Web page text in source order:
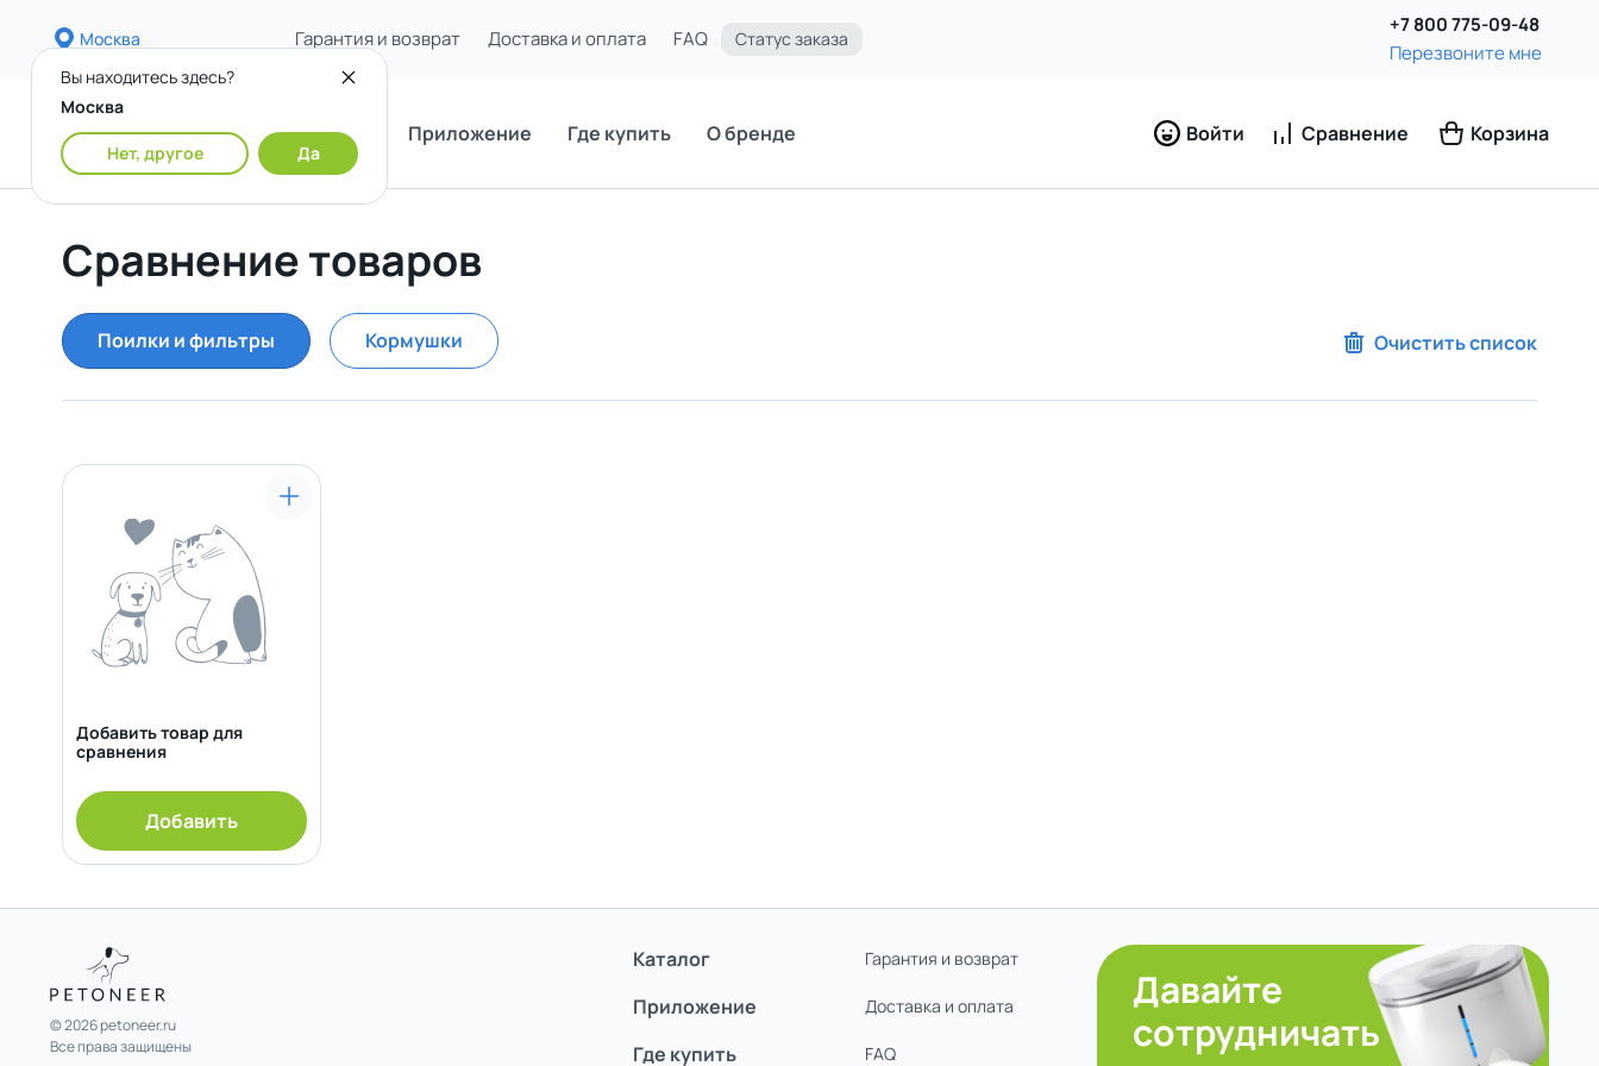
Вы находитесь здесь?
Москва
Нет, другое Да
Москва Гарантия и возврат Доставка и оплата FAQ Статус заказа
+7 800 775-09-48
Перезвоните мне
Каталог Приложение Где купить О бренде Войти Сравнение Корзина
Сравнение товаров
Поилки и фильтры Кормушки Очистить список
Добавить товар для
сравнения
Добавить
Давайте
сотрудничать
Каталог
Приложение
Где купить
Гарантия и возврат
Доставка и оплата
FAQ
© 2026 petoneer.ru
Все права защищены